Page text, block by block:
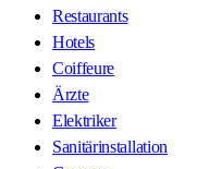
Restaurants
Hotels
Coiffeure
Ärzte
Elektriker
Sanitärinstallation